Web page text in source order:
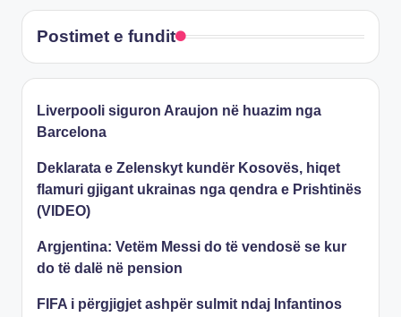
Postimet e fundit
​Liverpooli siguron Araujon në huazim nga
Barcelona
Deklarata e Zelenskyt kundër Kosovës, hiqet
flamuri gjigant ukrainas nga qendra e Prishtinës
(VIDEO)
Argjentina: Vetëm Messi do të vendosë se kur
do të dalë në pension
FIFA i përgjigjet ashpër sulmit ndaj Infantinos